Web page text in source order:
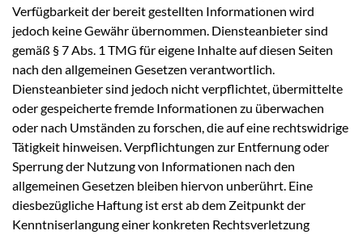
Verfügbarkeit der bereit gestellten Informationen wird
jedoch keine Gewähr übernommen. Diensteanbieter sind
gemäß § 7 Abs. 1 TMG für eigene Inhalte auf diesen Seiten
nach den allgemeinen Gesetzen verantwortlich.
Diensteanbieter sind jedoch nicht verpflichtet, übermittelte
oder gespeicherte fremde Informationen zu überwachen
oder nach Umständen zu forschen, die auf eine rechtswidrige
Tätigkeit hinweisen. Verpflichtungen zur Entfernung oder
Sperrung der Nutzung von Informationen nach den
allgemeinen Gesetzen bleiben hiervon unberührt. Eine
diesbezügliche Haftung ist erst ab dem Zeitpunkt der
Kenntniserlangung einer konkreten Rechtsverletzung